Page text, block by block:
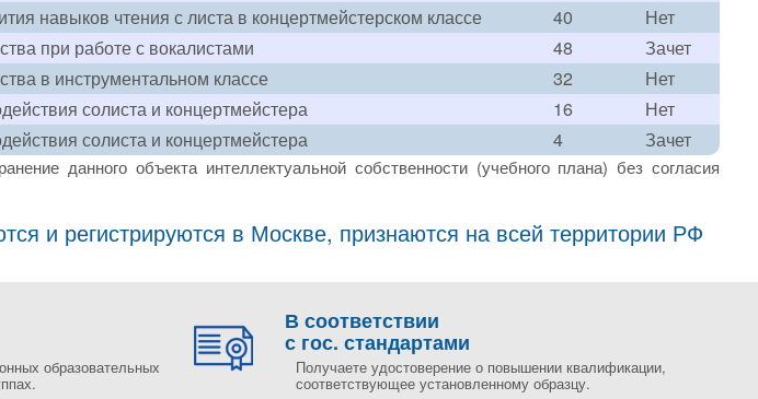
навыков чтения с листа в концертмейстерском классе 40
Нет
при работе с вокалистами 48
Зачет
в инструментальном классе 32
Нет
солиста и концертмейстера 16
Нет
солиста и концертмейстера 4 Зачет
данного объекта интеллектуальной собственности (учебного плана) без согласия
и регистрируются в Москве, признаются на всей территории РФ
образовательных
В соответствии
с гос. стандартами
Получаете удостоверение о повышении квалификации,
соответствующее установленному образцу.